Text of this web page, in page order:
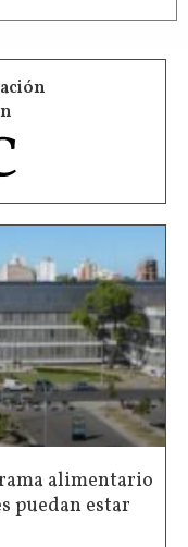
alimentario
puedan estar